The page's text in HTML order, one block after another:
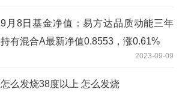
9月8日基金净值：易方达品质动能三年
持有混合A最新净值0.8553，涨0.61%
2023-09-09
怎么发烧38度以上 怎么发烧